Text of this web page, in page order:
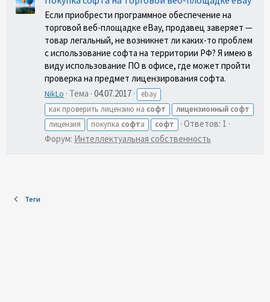
Если приобрести программное обеспечение на
торговой веб-площадке eBay, продавец заверяет —
товар легальный, не возникнет ли каких-то проблем
с использование софта на территории РФ? Я имею в
виду использование ПО в офисе, где может пройти
проверка на предмет лицензирования софта.
NikLo Тема 04.07.2017
ebay
как проверить лицензию на софт лицензионный софт
лицензия
покупка софта софт
Ответов: 1
Форум: Интеллектуальная собственность
Теги